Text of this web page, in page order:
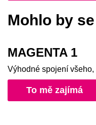
Mohlo by
MAGENTA 1
Výhodné spojení všeho,
To mě zajímá